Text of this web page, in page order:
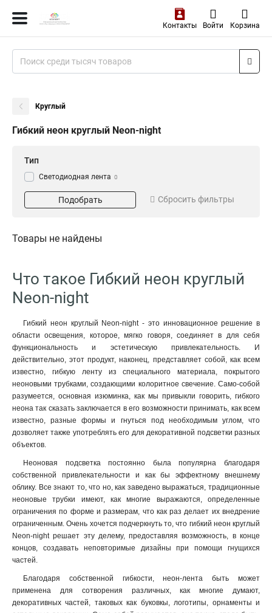
Контакты Войти Корзина
Круглый
Гибкий неон круглый Neon-night
Тип
Светодиодная лента 0
Подобрать Сбросить фильтры
Товары не найдены
Что такое Гибкий неон круглый
Neon-night
Гибкий неон круглый Neon-night - это инновационное решение в
области освещения, которое, мягко говоря, соединяет в для себя
функциональность и эстетическую привлекательность. И
действительно, этот продукт, наконец, представляет собой, как всем
известно, гибкую ленту из специального материала, покрытого
неоновыми трубками, создающими колоритное свечение. Само-собой
разумеется, основная изюминка, как мы привыкли говорить, гибкого
неона так сказать заключается в его возможности принимать, как всем
известно, разные формы и гнуться под необходимым углом, что
дозволяет также употреблять его для декоративной подсветки разных
объектов.
Неоновая подсветка постоянно была популярна благодаря
собственной привлекательности и как бы эффектному внешнему
облику. Все знают то, что но, как заведено выражаться, традиционные
неоновые трубки имеют, как многие выражаются, определенные
ограничения по форме и размерам, что как раз делает их внедрение
ограниченным. Очень хочется подчеркнуть то, что гибкий неон круглый
Neon-night решает эту делему, предоставляя возможность, в конце
концов, создавать неповторимые дизайны при помощи гнущихся
частей.
Благодаря собственной гибкости, неон-лента быть может
применена для сотворения различных, как многие думают,
декоративных частей, таковых как буковкы, логотипы, орнаменты и